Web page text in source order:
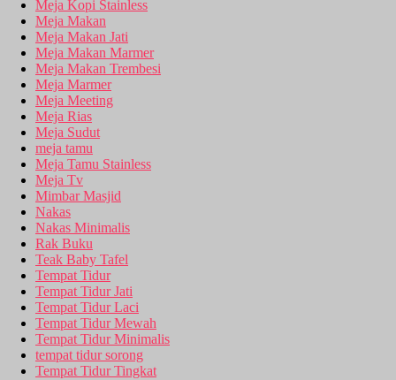
Meja Kopi Stainless
Meja Makan
Meja Makan Jati
Meja Makan Marmer
Meja Makan Trembesi
Meja Marmer
Meja Meeting
Meja Rias
Meja Sudut
meja tamu
Meja Tamu Stainless
Meja Tv
Mimbar Masjid
Nakas
Nakas Minimalis
Rak Buku
Teak Baby Tafel
Tempat Tidur
Tempat Tidur Jati
Tempat Tidur Laci
Tempat Tidur Mewah
Tempat Tidur Minimalis
tempat tidur sorong
Tempat Tidur Tingkat